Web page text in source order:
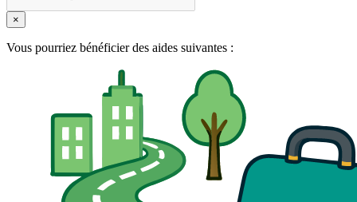
×
Vous pourriez bénéficier des aides suivantes :